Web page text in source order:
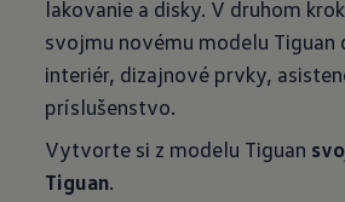
lakovanie a disky. V druhom
svojmu novému modelu
interiér, dizajnové prvky,
príslušenstvo.
Vytvorte si z modelu Tiguan
Tiguan.